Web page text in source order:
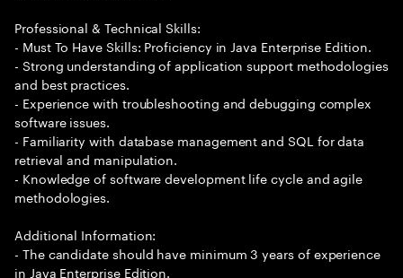
Professional & Technical Skills:
- Must To Have Skills: Proficiency in Java Enterprise Edition.
- Strong understanding of application support methodologies
and best practices.
- Experience with troubleshooting and debugging complex
software issues.
- Familiarity with database management and SQL for data
retrieval and manipulation.
- Knowledge of software development life cycle and agile
methodologies.
Additional Information:
- The candidate should have minimum 3 years of experience
in Java Enterprise Edition.